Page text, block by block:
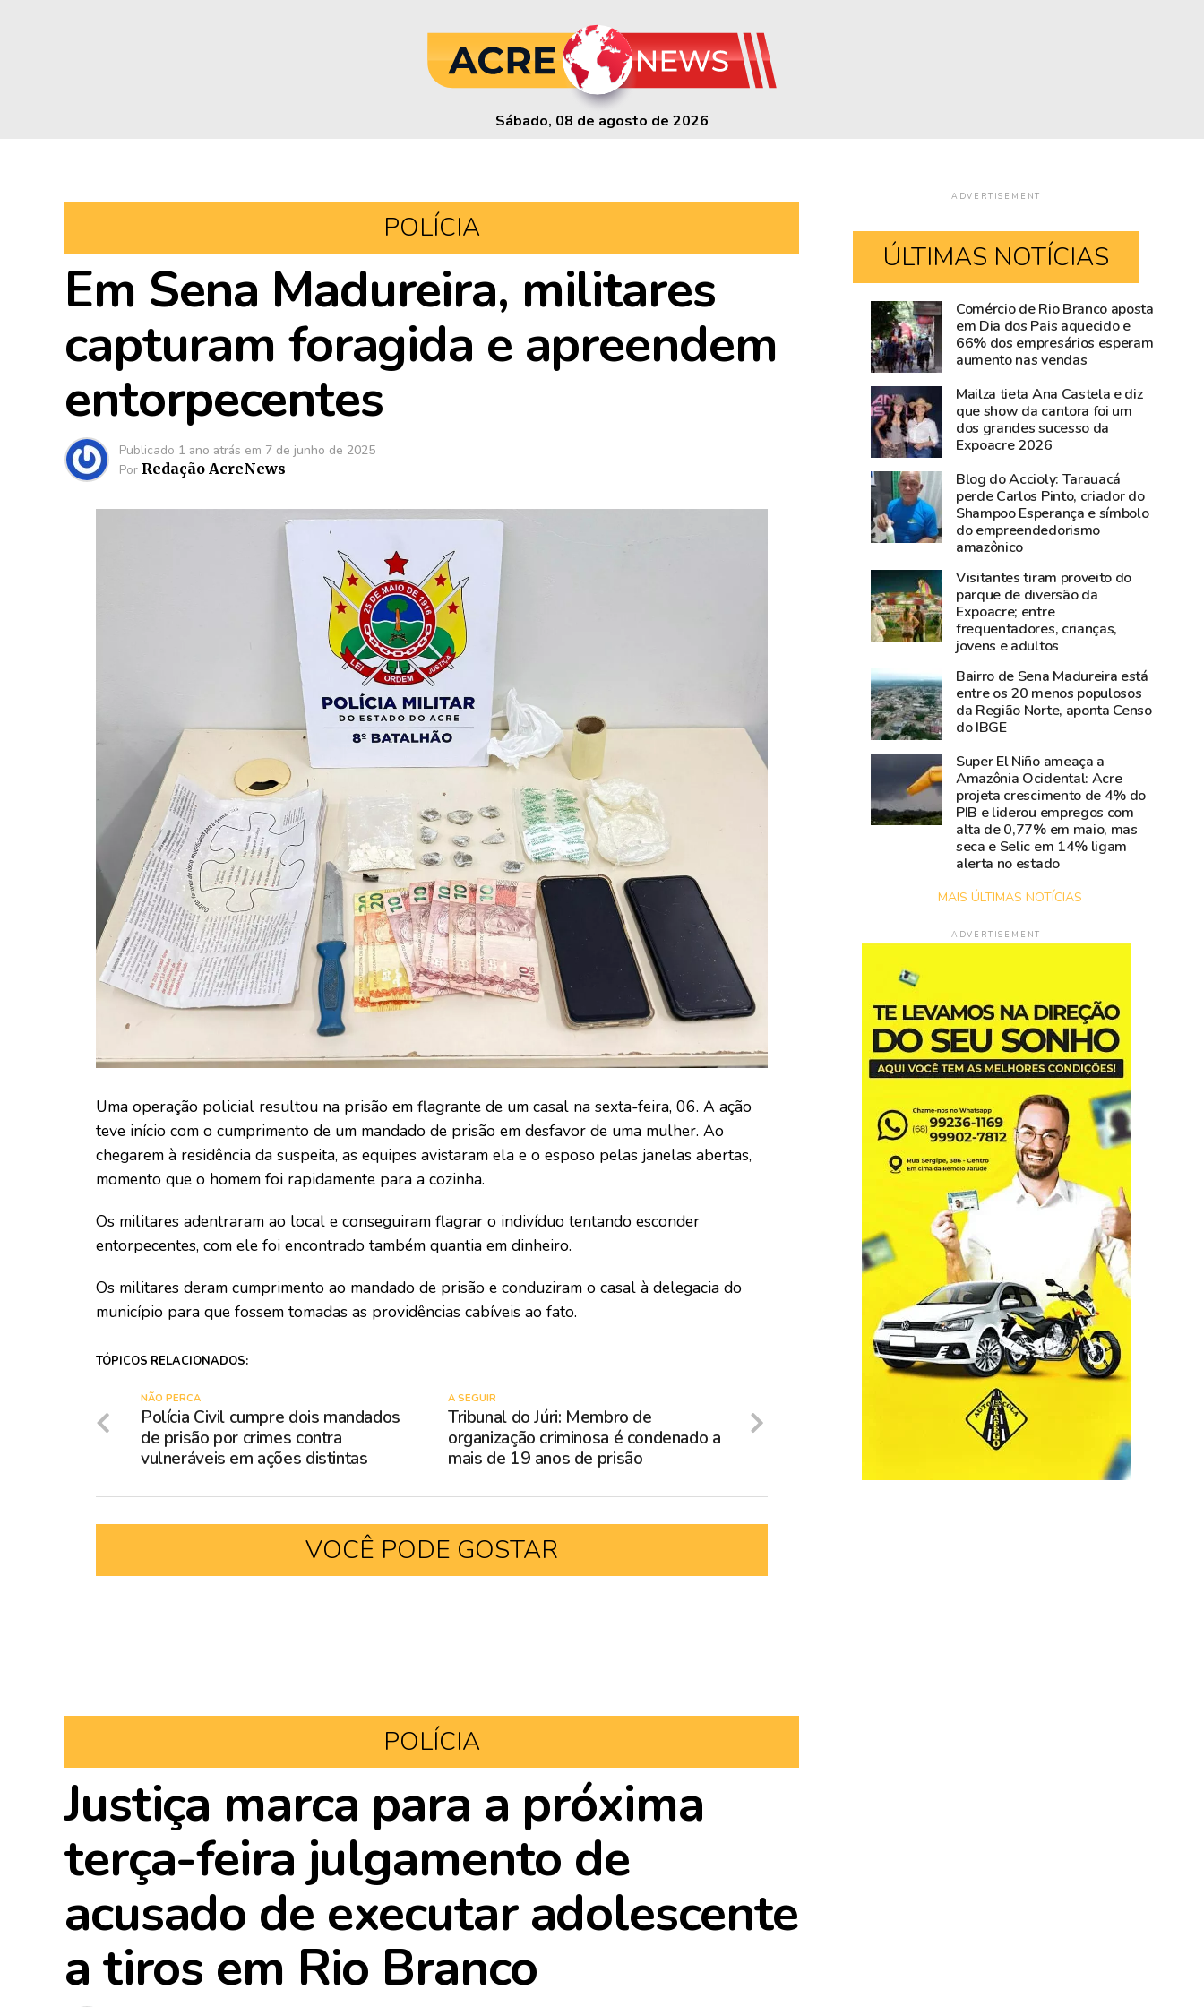
Sábado, 08 de agosto de 2026
POLÍCIA
Em Sena Madureira, militares
capturam foragida e apreendem
entorpecentes
Publicado 1 ano atrás em 7 de junho de 2025
Por Redação AcreNews
Uma operação policial resultou na prisão em flagrante de um casal na sexta-feira, 06. A ação
teve início com o cumprimento de um mandado de prisão em desfavor de uma mulher. Ao
chegarem à residência da suspeita, as equipes avistaram ela e o esposo pelas janelas abertas,
momento que o homem foi rapidamente para a cozinha.
Os militares adentraram ao local e conseguiram flagrar o indivíduo tentando esconder
entorpecentes, com ele foi encontrado também quantia em dinheiro.
Os militares deram cumprimento ao mandado de prisão e conduziram o casal à delegacia do
município para que fossem tomadas as providências cabíveis ao fato.
TÓPICOS RELACIONADOS:
A SEGUIR
Tribunal do Júri: Membro de
organização criminosa é condenado a
mais de 19 anos de prisão
NÃO PERCA
Polícia Civil cumpre dois mandados
de prisão por crimes contra
vulneráveis em ações distintas
VOCÊ PODE GOSTAR
POLÍCIA
Justiça marca para a próxima
terça-feira julgamento de
acusado de executar adolescente
a tiros em Rio Branco
ADVERTISEMENT
ÚLTIMAS NOTÍCIAS
Jornalista
Gina
Menezes,
dona
do
Folha
do
Acre,
oferece
jantar
de
imprensa
AcreNews,
Alto
Acre
Voz
do
Norte
Rio
Branco
Street
Music
lançado
na
Expoacre
com
proposta
de
músicos
locais
ocupar
espaços
públicos
Comércio de Rio Branco aposta
em Dia dos Pais aquecido e
66% dos empresários esperam
aumento nas vendas
Mailza tieta Ana Castela e diz
que show da cantora foi um
dos grandes sucesso da
Expoacre 2026
Blog do Accioly: Tarauacá
perde Carlos Pinto, criador do
Shampoo Esperança e símbolo
do empreendedorismo
amazônico
Visitantes tiram proveito do
parque de diversão da
Expoacre; entre
frequentadores, crianças,
jovens e adultos
Bairro de Sena Madureira está
entre os 20 menos populosos
da Região Norte, aponta Censo
do IBGE
Super El Niño ameaça a
Amazônia Ocidental: Acre
projeta crescimento de 4% do
PIB e liderou empregos com
alta de 0,77% em maio, mas
seca e Selic em 14% ligam
alerta no estado
MAIS ÚLTIMAS NOTÍCIAS
ADVERTISEMENT